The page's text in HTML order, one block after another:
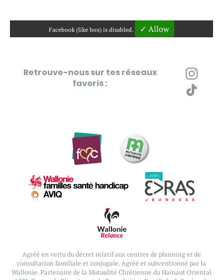
Facebook (like box) is disabled. ✓ Allow
Retrouve-nous sur tes réseaux
favoris :
Agréé en vertu du décret relatif aux centres de planning et de
consultation familiale et conjugale.Agréé et subventionné par la
Wallonie. Partenaire de la Mutualité Chrétienne du Hainaut Oriental